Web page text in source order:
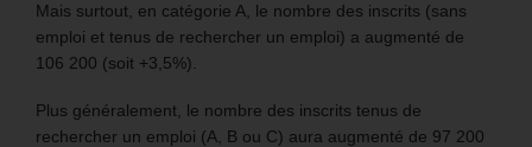
Mais surtout, en catégorie A, le nombre des inscrits (sans
emploi et tenus de rechercher un emploi) a augmenté de
106 200 (soit +3,5%).
Plus généralement, le nombre des inscrits tenus de
rechercher un emploi (A, B ou C) aura augmenté de 97 200